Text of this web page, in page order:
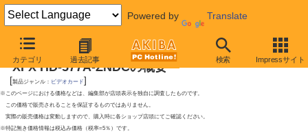
Powered by Translate
カテゴリ 過去記事 検索 Impressサイト
2009年12月19日号
XFX HD-577A-ZNDCの概要
[製品ジャンル： ビデオカード]
※このページにおける価格などは、編集部が店頭表示を独自に調査したものです。
この価格で販売されることを保証するものではありません。
実際の販売価格は変動しますので、購入時に各ショップ店頭にてご確認ください。
※特記無き価格情報は税込み価格（税率=5％）です。